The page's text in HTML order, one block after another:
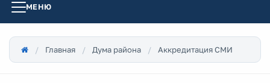
МЕНЮ
Главная Дума района Аккредитация СМИ